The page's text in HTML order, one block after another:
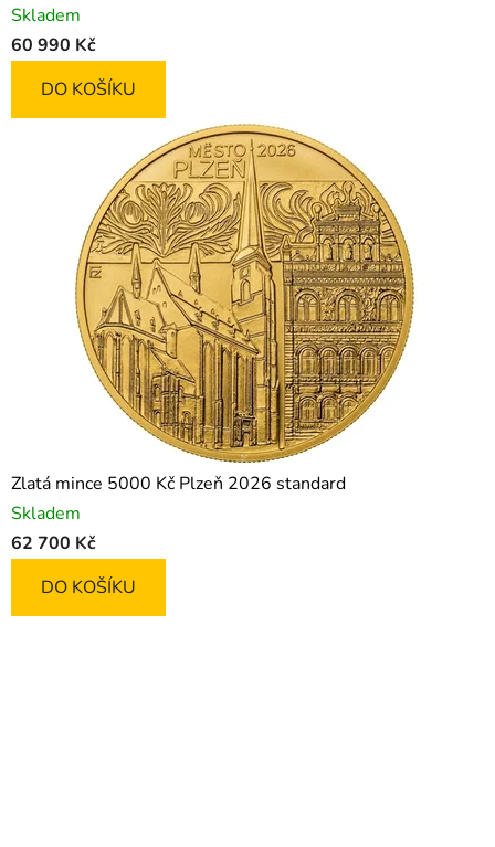
Skladem
60 990 Kč
DO KOŠÍKU
Zlatá mince 5000 Kč Plzeň 2026 standard
Skladem
62 700 Kč
DO KOŠÍKU